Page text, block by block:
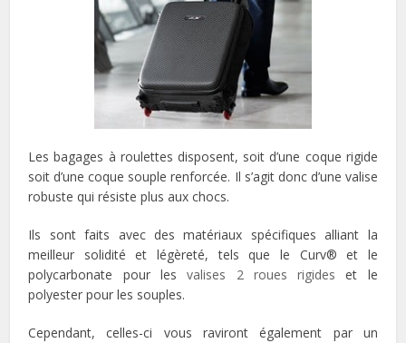
Les bagages à roulettes disposent, soit d’une coque rigide
soit d’une coque souple renforcée. Il s’agit donc d’une valise
robuste qui résiste plus aux chocs.
Ils sont faits avec des matériaux spécifiques alliant la
meilleur solidité et légèreté, tels que le Curv® et le
polycarbonate pour lesvalises 2 roues rigides et le
polyester pour les souples.
Cependant, celles-ci vous raviront également par un